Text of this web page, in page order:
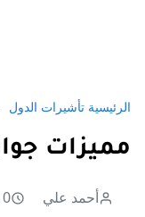
الرئيسية تأشيرات الدول
مميزات
أحمد علي 10